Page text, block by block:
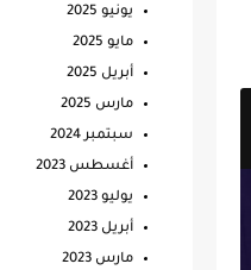
يونيو 2025
مايو 2025
أبريل 2025
مارس 2025
سبتمبر 2024
أغسطس 2023
يوليو 2023
أبريل 2023
مارس 2023